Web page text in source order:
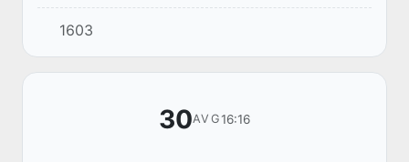
yangi gibrid modeliga o'tdi va uning doirasida
Uzbekistan Airways Express Toshkentdan
Moskvaga...
1603
30AVG16:16